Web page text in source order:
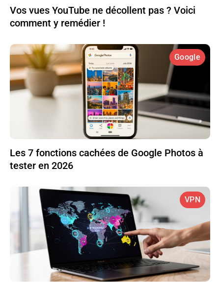
Vos vues YouTube ne décollent pas ? Voici
comment y remédier !
Google
Les 7 fonctions cachées de Google Photos à
tester en 2026
VPN